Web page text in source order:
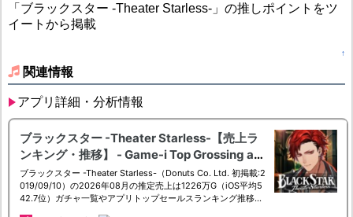
「ブラックスター -Theater Starless-」の推しポイントをツ
イートから掲載
↑
関連情報
アプリ詳細・分析情報